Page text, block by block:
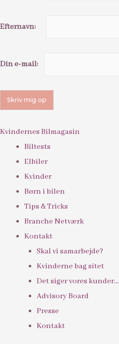
Efternavn:
Din e-mail:
Kvindernes Bilmagasin
Biltests
Elbiler
Kvinder
Børn i bilen
Tips & Tricks
Branche Netværk
Kontakt
Skal vi samarbejde?
Kvinderne bag sitet
Det siger vores kunder…
Advisory Board
Presse
Kontakt